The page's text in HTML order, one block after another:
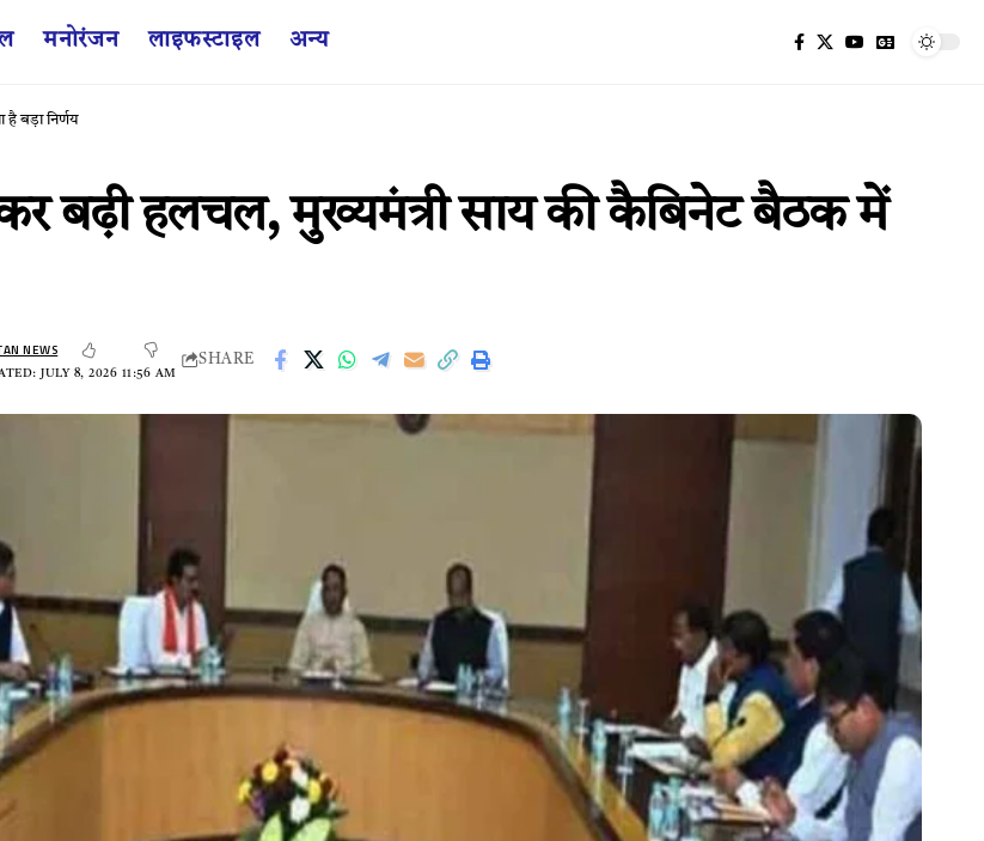
मनोरंजन लाइफस्टाइल अन्य
बड़ा निर्णय
बढ़ी हलचल, मुख्यमंत्री साय की कैबिनेट बैठक में
JULY 8, 2026 11:56 AM
NEWS
SHARE